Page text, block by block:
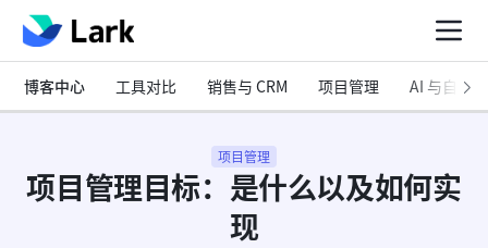
博客中心 工具对比 销售与 CRM 项目管理 AI 与自动化
项目管理
项目管理目标：是什么以及如何实
现